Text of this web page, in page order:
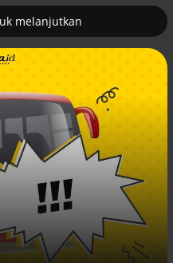
melanjutkan
TKD menggerakkan 42